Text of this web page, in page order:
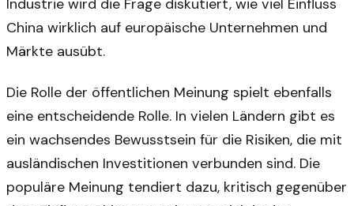
Industrie wird die Frage diskutiert, wie viel Einfluss
China wirklich auf europäische Unternehmen und
Märkte ausübt.
Die Rolle der öffentlichen Meinung spielt ebenfalls
eine entscheidende Rolle. In vielen Ländern gibt es
ein wachsendes Bewusstsein für die Risiken, die mit
ausländischen Investitionen verbunden sind. Die
populäre Meinung tendiert dazu, kritisch gegenüber